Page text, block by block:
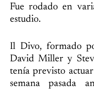
Fue rodado en
estudio.
Il Divo, formado
David Miller y
tenía previsto
semana pasada